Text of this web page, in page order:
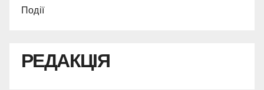
Події
РЕДАКЦІЯ